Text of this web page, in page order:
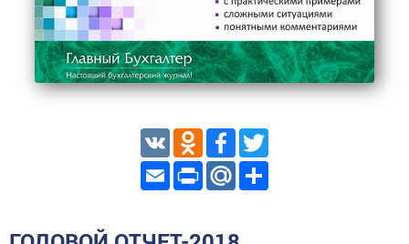
VK Odnoklassniki
Facebook
EmailPrint Mail.Ru